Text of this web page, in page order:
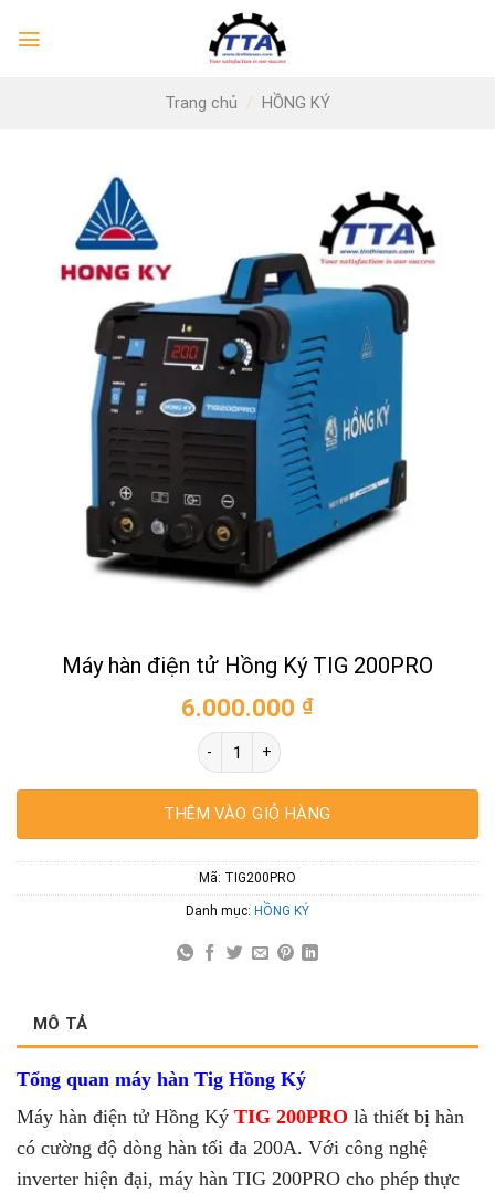
Trang chủ / HỒNG KÝ
Máy hàn điện tử Hồng Ký TIG 200PRO
6.000.000 ₫
Máy hàn điện tử Hồng Ký TIG 200PRO số
THÊM VÀO GIỎ HÀNG
Mã: TIG200PRO
Danh mục: HỒNG KÝ
MÔ TẢ
Tổng quan máy hàn Tig Hồng Ký
Máy hàn điện tử Hồng Ký TIG 200PRO là thiết bị hàn
có cường độ dòng hàn tối đa 200A. Với công nghệ
inverter hiện đại, máy hàn TIG 200PRO cho phép thực